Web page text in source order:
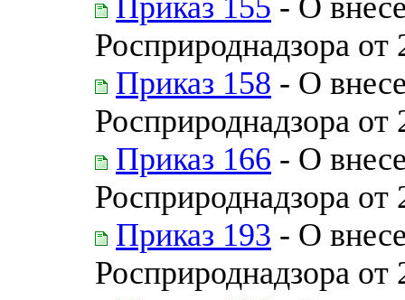
Росприроднадзора
Приказ 158 - О
Росприроднадзора
Приказ 166 - О
Росприроднадзора
Приказ 193 - О
Росприроднадзора